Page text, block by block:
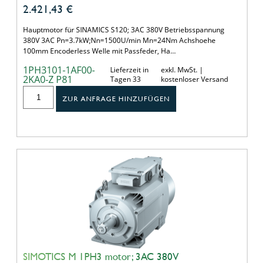
2.421,43 €
Hauptmotor für SINAMICS S120; 3AC 380V Betriebsspannung
380V 3AC Pn=3.7kW;Nn=1500U/min Mn=24Nm Achshoehe
100mm Encoderless Welle mit Passfeder, Ha…
1PH3101-1AF00-
2KA0-Z P81
Lieferzeit in
Tagen 33
exkl. MwSt. |
kostenloser Versand
ZUR ANFRAGE HINZUFÜGEN
SIMOTICS M 1PH3 motor; 3AC 380V